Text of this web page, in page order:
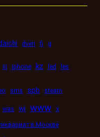
dveri fi g
iii iphone kz led les
sms spb steam
was wi www x
в Москве